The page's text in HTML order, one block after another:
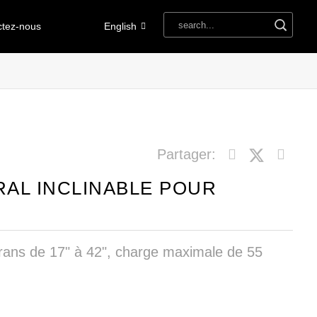
nous English
Partager:
INCLINABLE POUR
de 17" à 42", charge maximale de 55